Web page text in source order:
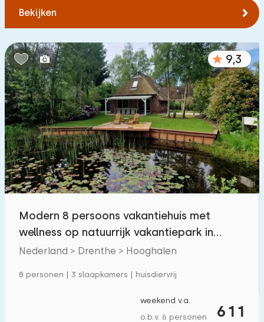
Bekijken
9,3
Modern 8 persoons vakantiehuis met
wellness op natuurrijk vakantiepark in
Drenthe
Nederland > Drenthe > Hooghalen
8 personen | 3 slaapkamers | huisdiervrij
611
weekend v.a.
o.b.v. 6 personen